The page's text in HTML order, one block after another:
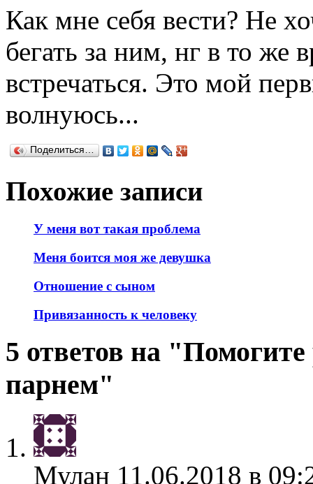
Как мне себя вести? Не
бегать за ним, нг в то же
встречаться. Это мой
волнуюсь...
Поделиться…
Похожие записи
У меня вот такая проблема
Меня боится моя же девушка
Отношение с сыном
Привязанность к человеку
5 ответов на
парнем"
Мулан 11.06.2018 в